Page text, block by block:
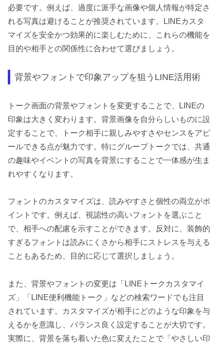
必要です。例えば、過度に派手な画像や個人情報が特定さ
れる写真は避けることが推奨されています。LINEカスタ
マイズを安全かつ効果的に楽しむために、これらの機能を
目的や相手との関係性に合わせて選びましょう。
背景やフォントで印象アップを狙うLINE活用術
トーク画面の背景やフォントを変更することで、LINEの
印象は大きく変わります。背景画像を自分らしいものに設
定することで、トーク相手に親しみやすさやセンスをアピ
ールできる点が魅力です。特にグループトークでは、共通
の趣味やイベントの写真を背景にすることで一体感が生ま
れやすくなります。
フォントのカスタマイズは、読みやすさと個性の両立がポ
イントです。例えば、視認性の高いフォントを選ぶこと
で、相手への配慮を示すことができます。反対に、装飾的
すぎるフォントは読みにくさから相手にストレスを与える
こともあるため、目的に応じて選択しましょう。
また、背景やフォントの変更は「LINEトークカスタマイ
ズ」「LINE便利機能トーク」などの検索ワードでも注目
されています。カスタマイズが相手にどのような印象を与
えるかを意識し、バランス良く設定することが大切です。
実際に、背景を落ち着いた色に変えたことで「やさしい印